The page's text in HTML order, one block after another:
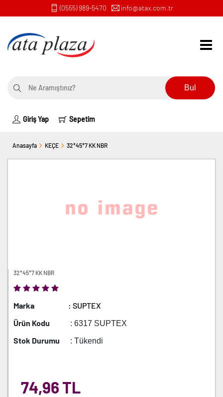
(0555) 989-5470 info@atax.com.tr
Bul
Giriş Yap Sepetim
Anasayfa KEÇE 32*45*7 KK NBR
32*45*7 KK NBR
Marka
: SUPTEX
Ürün Kodu
: 6317 SUPTEX
Stok Durumu : Tükendi
74,96 TL